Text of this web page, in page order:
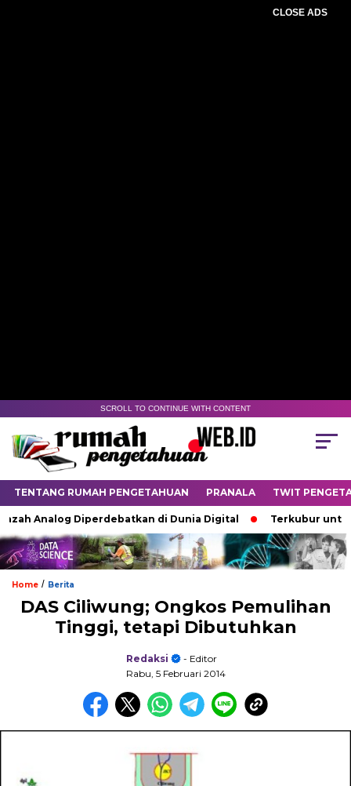
CLOSE ADS
SCROLL TO CONTINUE WITH CONTENT
TENTANG RUMAH PENGETAHUAN PRANALA TWIT
Analog Diperdebatkan di Dunia Digital Terkubur untuk
Home / Berita
DAS Ciliwung; Ongkos Pemulihan
Tinggi, tetapi Dibutuhkan
Redaksi
- Editor
Rabu, 5 Februari 2014